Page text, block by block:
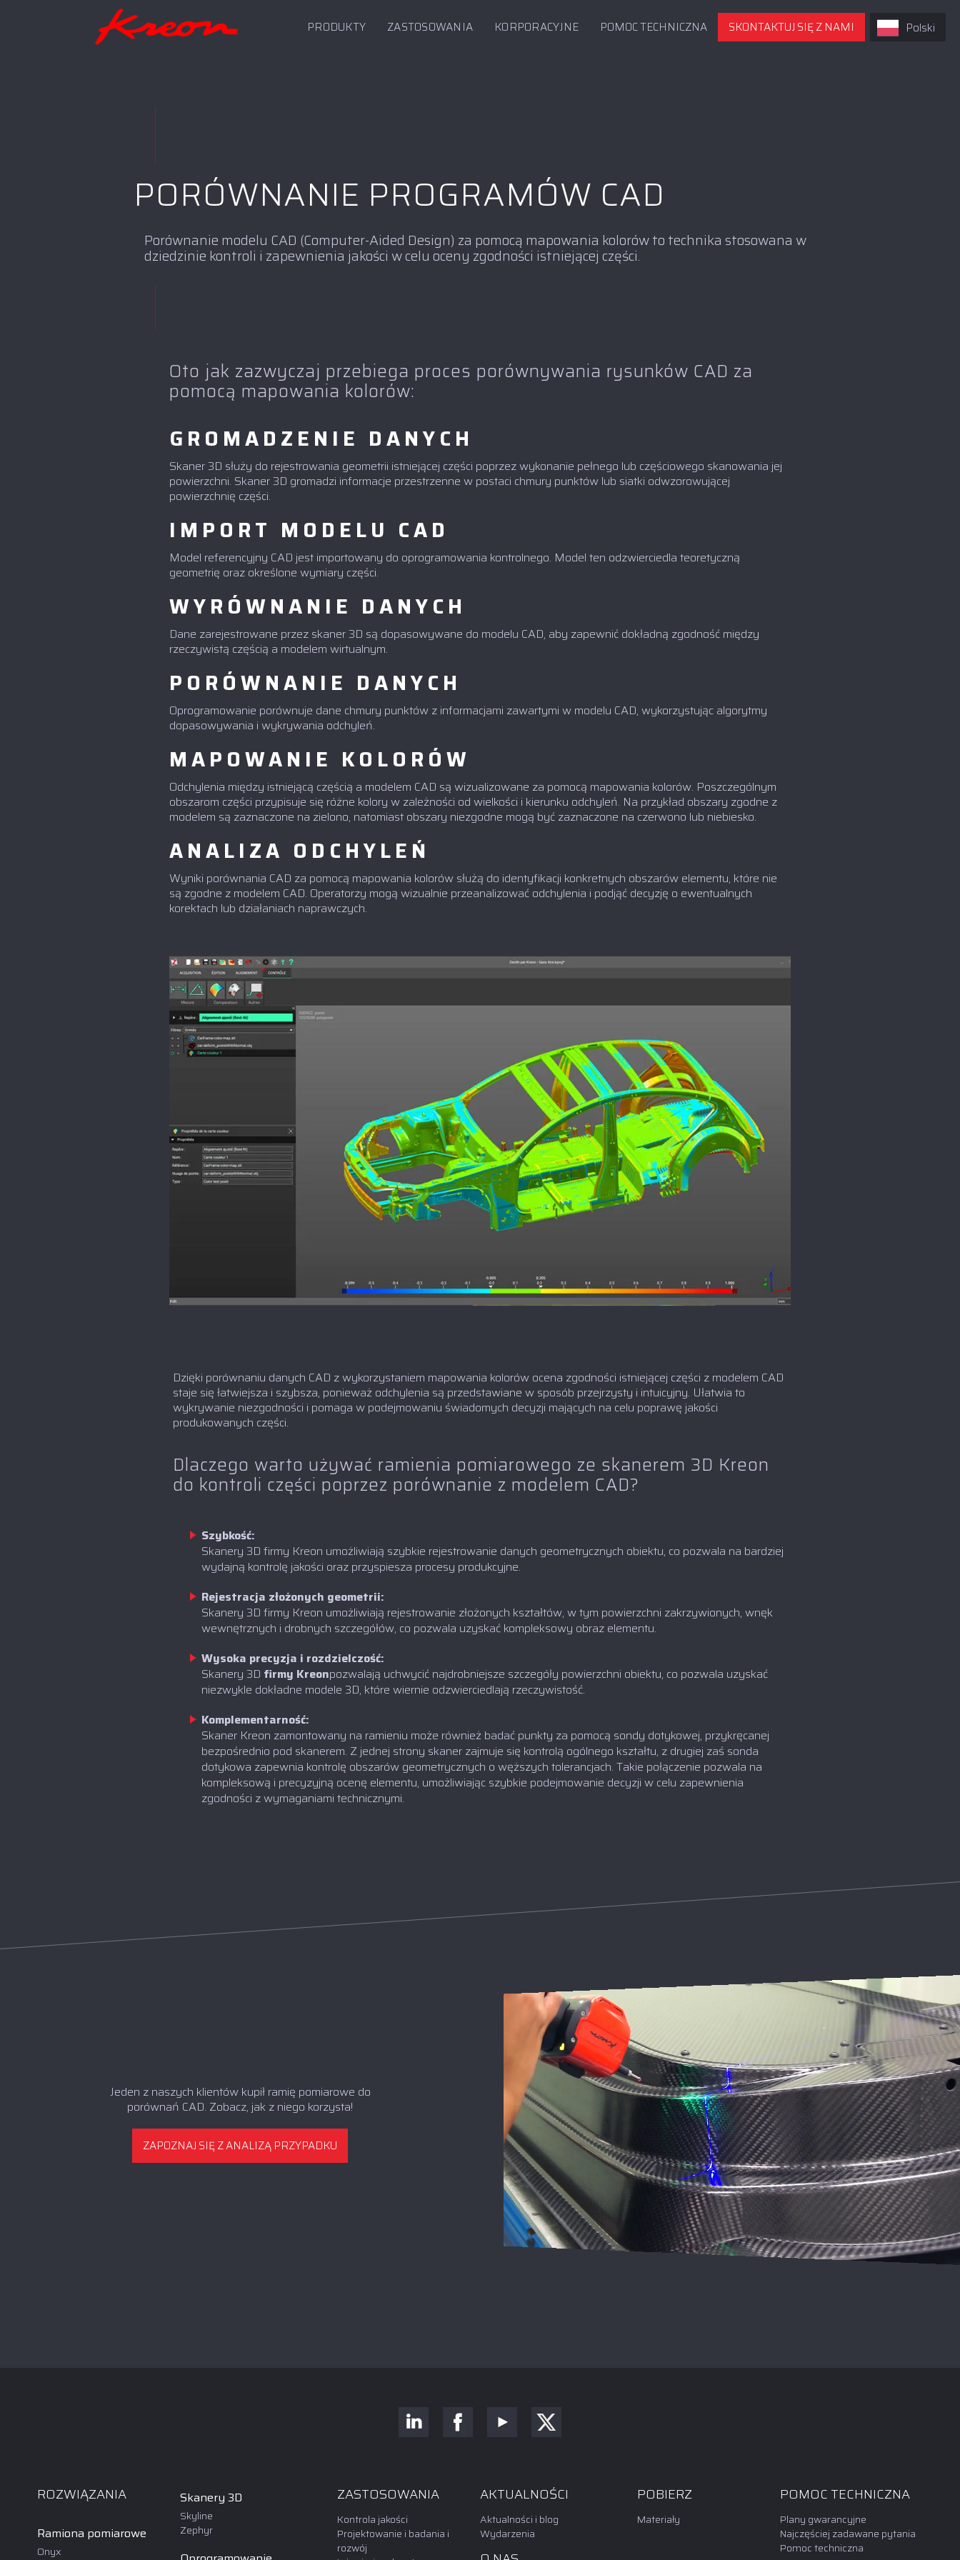
PRODUKTY ZASTOSOWANIA KORPORACYJNE POMOC TECHNICZNA SKONTAKTUJ SIĘ Z NAMI
PORÓWNANIE PROGRAMÓW CAD
Porównanie modelu CAD (Computer-Aided Design) za pomocą mapowania kolorów to technika stosowana w
dziedzinie kontroli i zapewnienia jakości w celu oceny zgodności istniejącej części.
Oto jak zazwyczaj przebiega proces porównywania rysunków CAD za
pomocą mapowania kolorów:
GROMADZENIE DANYCH
Skaner 3D służy do rejestrowania geometrii istniejącej części poprzez wykonanie pełnego lub częściowego skanowania jej
powierzchni. Skaner 3D gromadzi informacje przestrzenne w postaci chmury punktów lub siatki odwzorowującej
powierzchnię części.
IMPORT MODELU CAD
Model referencyjny CAD jest importowany do oprogramowania kontrolnego. Model ten odzwierciedla teoretyczną
geometrię oraz określone wymiary części.
WYRÓWNANIE DANYCH
Dane zarejestrowane przez skaner 3D są dopasowywane do modelu CAD, aby zapewnić dokładną zgodność między
rzeczywistą częścią a modelem wirtualnym.
PORÓWNANIE DANYCH
Oprogramowanie porównuje dane chmury punktów z informacjami zawartymi w modelu CAD, wykorzystując algorytmy
dopasowywania i wykrywania odchyleń.
MAPOWANIE KOLORÓW
Odchylenia między istniejącą częścią a modelem CAD są wizualizowane za pomocą mapowania kolorów. Poszczególnym
obszarom części przypisuje się różne kolory w zależności od wielkości i kierunku odchyleń. Na przykład obszary zgodne z
modelem są zaznaczone na zielono, natomiast obszary niezgodne mogą być zaznaczone na czerwono lub niebiesko.
ANALIZA ODCHYLEŃ
Wyniki porównania CAD za pomocą mapowania kolorów służą do identyfikacji konkretnych obszarów elementu, które nie
są zgodne z modelem CAD. Operatorzy mogą wizualnie przeanalizować odchylenia i podjąć decyzję o ewentualnych
korektach lub działaniach naprawczych.
Dzięki porównaniu danych CAD z wykorzystaniem mapowania kolorów ocena zgodności istniejącej części z modelem CAD
staje się łatwiejsza i szybsza, ponieważ odchylenia są przedstawiane w sposób przejrzysty i intuicyjny. Ułatwia to
wykrywanie niezgodności i pomaga w podejmowaniu świadomych decyzji mających na celu poprawę jakości
produkowanych części.
Dlaczego warto używać ramienia pomiarowego ze skanerem 3D Kreon
do kontroli części poprzez porównanie z modelem CAD?
Szybkość:
Skanery 3D firmy Kreon umożliwiają szybkie rejestrowanie danych geometrycznych obiektu, co pozwala na bardziej
wydajną kontrolę jakości oraz przyspiesza procesy produkcyjne.
Rejestracja złożonych geometrii:
Skanery 3D firmy Kreon umożliwiają rejestrowanie złożonych kształtów, w tym powierzchni zakrzywionych, wnęk
wewnętrznych i drobnych szczegółów, co pozwala uzyskać kompleksowy obraz elementu.
Wysoka precyzja i rozdzielczość:
‍Skanery 3D firmy Kreonpozwalają uchwycić najdrobniejsze szczegóły powierzchni obiektu, co pozwala uzyskać
niezwykle dokładne modele 3D, które wiernie odzwierciedlają rzeczywistość.
Komplementarność:
Skaner Kreon zamontowany na ramieniu może również badać punkty za pomocą sondy dotykowej, przykręcanej
bezpośrednio pod skanerem. Z jednej strony skaner zajmuje się kontrolą ogólnego kształtu, z drugiej zaś sonda
dotykowa zapewnia kontrolę obszarów geometrycznych o węższych tolerancjach. Takie połączenie pozwala na
kompleksową i precyzyjną ocenę elementu, umożliwiając szybkie podejmowanie decyzji w celu zapewnienia
zgodności z wymaganiami technicznymi.
Jeden z naszych klientów kupił ramię pomiarowe do
porównań CAD. Zobacz, jak z niego korzysta!
ZAPOZNAJ SIĘ Z ANALIZĄ PRZYPADKU
ROZWIĄZANIA
Ramiona pomiarowe
Onyx
Skanery 3D
Skyline
Zephyr
ZASTOSOWANIA
Kontrola jakości
Projektowanie i badania i
rozwój
AKTUALNOŚCI
Aktualności i blog
Wydarzenia
POBIERZ
Materiały
POMOC TECHNICZNA
Plany gwarancyjne
Najczęściej zadawane pytania
Pomoc techniczna
Polski